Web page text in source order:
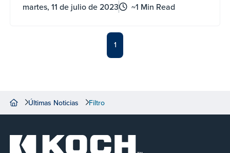
acelerada de formación y empleo en el
martes, 11 de julio de 2023 ~1 Min Read
1
Últimas Noticias Filtro